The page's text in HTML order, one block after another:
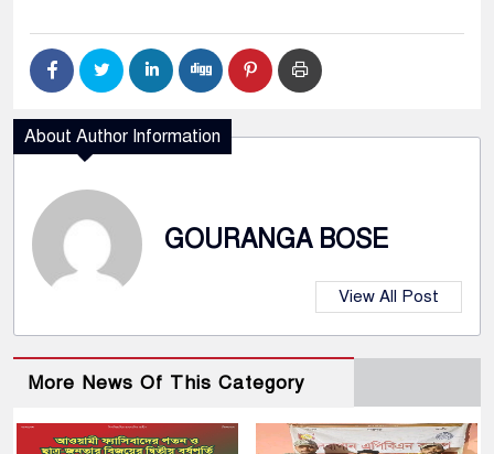
About Author Information
GOURANGA BOSE
View All Post
More News Of This Category